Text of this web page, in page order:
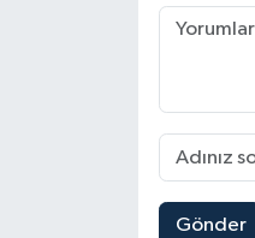
Gönder